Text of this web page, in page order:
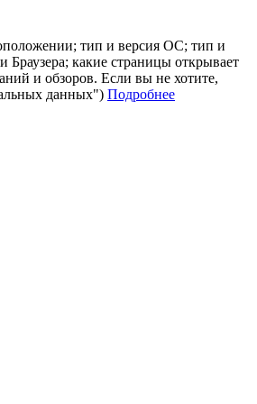
тип и версия ОС; тип и
Браузера; какие страницы открывает
и обзоров. Если вы не хотите,
данных") Подробнее